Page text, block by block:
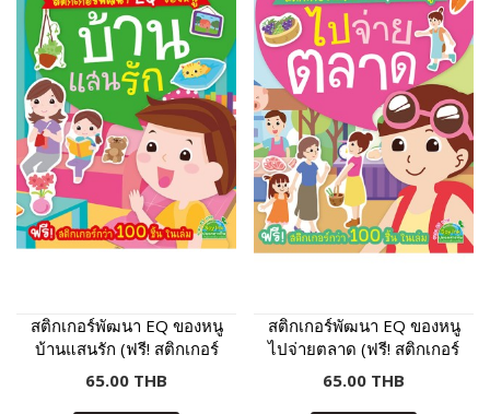
สติกเกอร์พัฒนา EQ ของหนู
บ้านแสนรัก (ฟรี! สติกเกอร์
กว่า 100 ชิ้น ในเล่ม)
65.00 THB
สติกเกอร์พัฒนา EQ ของหนู
ไปจ่ายตลาด (ฟรี! สติกเกอร์
กว่า 100 ชิ้น ในเล่ม)
65.00 THB